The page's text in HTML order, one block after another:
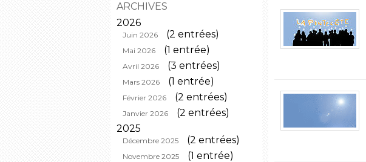
ARCHIVES
2026
Juin 2026 (2 entrées)
Mai 2026 (1 entrée)
Avril 2026 (3 entrées)
Mars 2026 (1 entrée)
Février 2026 (2 entrées)
Janvier 2026
(2 entrées)
2025
Décembre 2025 (2 entrées)
Novembre 2025 (1 entrée)